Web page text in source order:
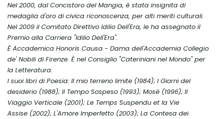
Nel 2000, dal Concistoro del Mangia, è stata insignita di
medaglia d'oro di civica riconoscenza, per alti meriti culturali.
Nel 2009 il Comitato Direttivo Idilio Dell'Era, le ha assegnato il
Premio alla Carriera "Idilio Dell'Era".
È Accademica Honoris Causa - Dama dell'Accademia Collegio
de' Nobili di Firenze. È nel Consiglio "Cateriniani nel Mondo" per
la Letteratura.
I suoi libri di Poesia: Il mio terreno limite (1984); I Giorni del
desiderio (1988); Il Tempo Sospeso (1993); Mosè (1996); Il
Viaggio Verticale (2001); Le Temps Suspendu et la Vie
Assise (2002); L'Amore Imperfetto (2003); La Contesa dei